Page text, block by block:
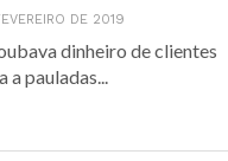
DE 2019
dinheiro de clientes
pauladas...